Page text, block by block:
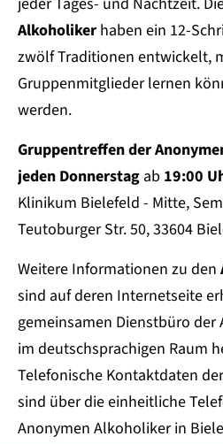
Alkoholiker haben ein 12-
zwölf Traditionen entwickelt,
Gruppenmitglieder lernen
werden.
Gruppentreffen der
jeden Donnerstag ab 19:00
Klinikum Bielefeld - Mitte,
Teutoburger Str. 50, 33604
Weitere Informationen zu den
sind auf deren Internetseite
gemeinsamen Dienstbüro
im deutschsprachigen Raum
Telefonische Kontaktdaten
sind über die einheitliche
Anonymen Alkoholiker in